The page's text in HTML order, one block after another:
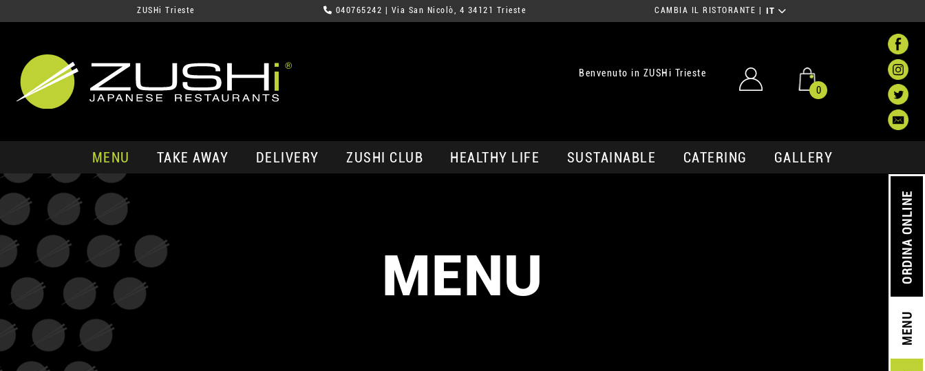
ZUSHi Trieste 040765242 | Via San Nicolò, 4 34121 Trieste CAMBIA IL RISTORANTE IT
Benvenuto in ZUSHi Trieste
0
MENU TAKE AWAY DELIVERY ZUSHI CLUB HEALTHY LIFE SUSTAINABLE CATERING GALLERY
MENU
ORDINA ONLINE
MENU